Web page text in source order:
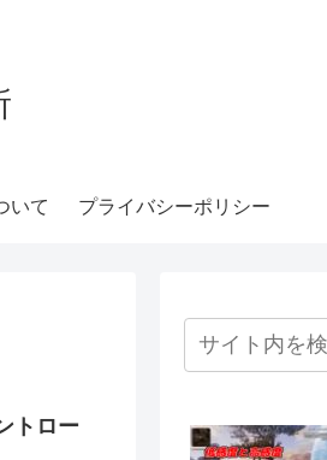
いて プライバシーポリシー
トロー